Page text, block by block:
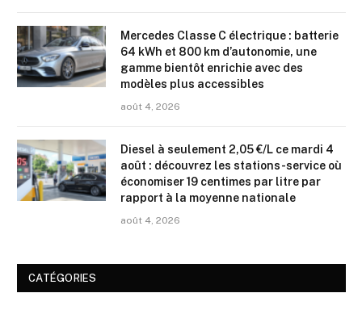
Mercedes Classe C électrique : batterie
64 kWh et 800 km d’autonomie, une
gamme bientôt enrichie avec des
modèles plus accessibles
août 4, 2026
Diesel à seulement 2,05 €/L ce mardi 4
août : découvrez les stations-service où
économiser 19 centimes par litre par
rapport à la moyenne nationale
août 4, 2026
CATÉGORIES